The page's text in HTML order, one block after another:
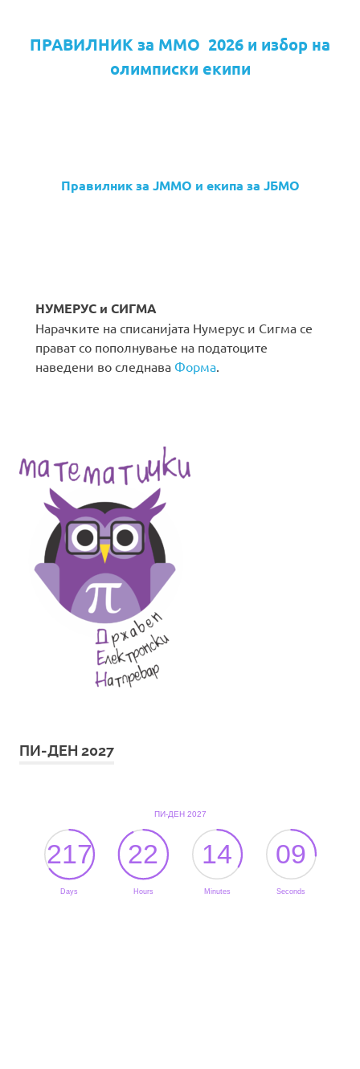
ПРАВИЛНИК за ММО 2026 и избор на
олимписки екипи
Правилник за ЈММО и екипа за ЈБМО
НУМЕРУС и СИГМА
Нарачките на списанијата Нумерус и Сигма се
прават со пополнување на податоците
наведени во следнава Форма
ПИ-ДЕН 2027